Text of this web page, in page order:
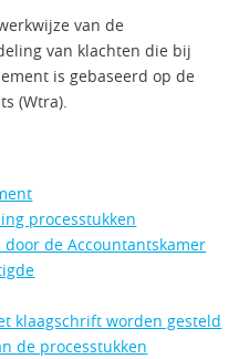
van de
van klachten die bij
is gebaseerd op de
(Wtra).
processtukken
de Accountantskamer
klaagschrift worden gesteld
de processtukken